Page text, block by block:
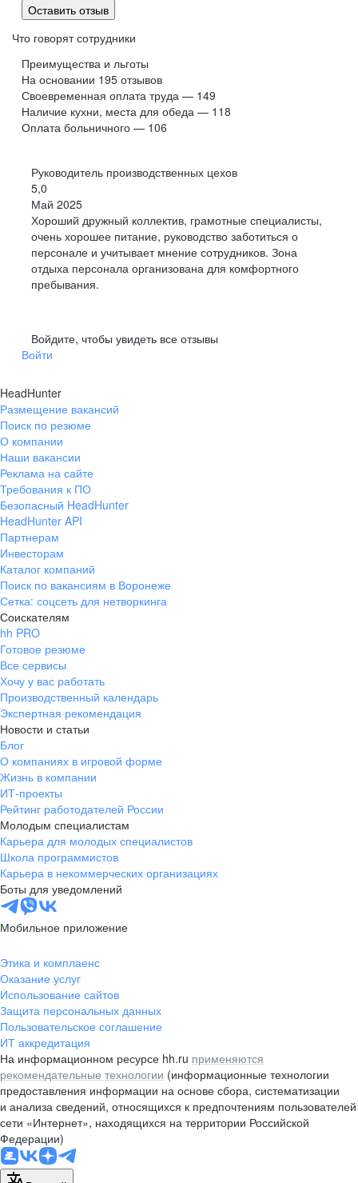
Оставить отзыв
Что говорят сотрудники
Преимущества и льготы
На основании 195 отзывов
Своевременная оплата труда — 149
Наличие кухни, места для обеда — 118
Оплата больничного — 106
Руководитель производственных цехов
5,0
Май 2025
Хороший дружный коллектив, грамотные специалисты,
очень хорошее питание, руководство заботиться о
персонале и учитывает мнение сотрудников. Зона
отдыха персонала организована для комфортного
пребывания.
Войдите, чтобы увидеть все отзывы
Войти
HeadHunter
Размещение вакансий
Поиск по резюме
О компании
Наши вакансии
Реклама на сайте
Требования к ПО
Безопасный HeadHunter
HeadHunter API
Партнерам
Инвесторам
Каталог компаний
Поиск по вакансиям в Воронеже
Сетка: соцсеть для нетворкинга
Соискателям
hh PRO
Готовое резюме
Все сервисы
Хочу у вас работать
Производственный календарь
Экспертная рекомендация
Новости и статьи
Блог
О компаниях в игровой форме
Жизнь в компании
ИТ-проекты
Рейтинг работодателей России
Молодым специалистам
Карьера для молодых специалистов
Школа программистов
Карьера в некоммерческих организациях
Боты для уведомлений
Мобильное приложение
Этика и комплаенс
Оказание услуг
Использование сайтов
Защита персональных данных
Пользовательское соглашение
ИТ аккредитация
На информационном ресурсе hh.ru применяются
рекомендательные технологии (информационные технологии
предоставления информации на основе сбора, систематизации
и анализа сведений, относящихся к предпочтениям пользователей
сети «Интернет», находящихся на территории Российской
Федерации)